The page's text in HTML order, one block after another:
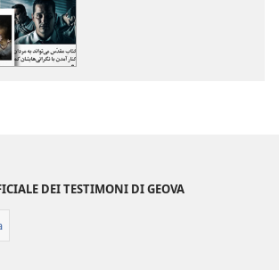
DEI TESTIMONI DI GEOVA